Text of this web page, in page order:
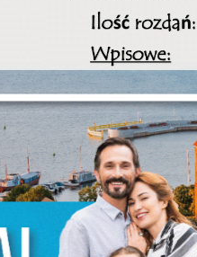
Ustawienia
Szanujemy Twoją prywatność.
zaakceptować je wszystkie. W
swoich ustawień.
Niezbędne